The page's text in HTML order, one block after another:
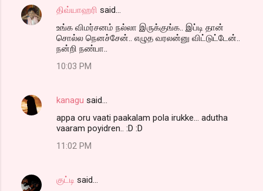
திவ்யாஹரி said…
உங்க விமர்சனம் நல்லா இருக்குங்க.. இப்டி தான்
சொல்ல நெனச்சேன்.. எழுத வரலன்னு விட்டுட்டேன்..
நன்றி நண்பா..
10:03 PM
kanagu said…
appa oru vaati paakalam pola irukke... adutha
vaaram poyidren.. :D :D
11:02 PM
குட்டி said…